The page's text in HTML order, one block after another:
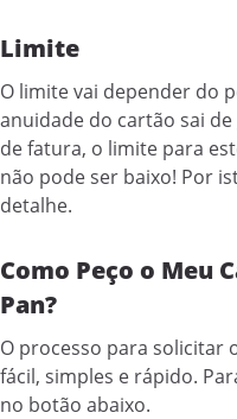
Limite
O limite vai depender do
anuidade do cartão sai
de fatura, o limite para
não pode ser baixo! Por
detalhe.
Como Peço o Meu
Pan?
O processo para solicitar
fácil, simples e rápido.
no botão abaixo.